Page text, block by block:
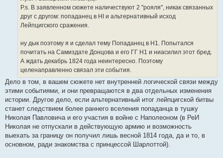
P.s. В заявленном сюжете наличествуют 2 "рояля", никак связанных
друг с другом: попаданец в НI и альтернативный исход
Лейпцигского сражения.
ну дык поэтому я и сделал тему Попаданец в Н1. Попытался
почитать на Самиздате Донцова и его ГГ Н1 и ниасилил этот бред.
А ждать декабрь 1824 года неинтересно. Поэтому
целенаправленно связал эти события.
Дело в том, в вашем сюжете нет внутренней логической связи между
этими событиями, и они превращаются в два отдельных изменения
истории. Другое дело, если альтернативный итог лейпцигской битвы
станет следствием более раннего вселения попаданца в тушку
Николая Павловича и его участия в войне с Наполеоном (в РеИ
Николая не отпускали в действующую армию и возможность
выехать за границу он получил лишь весной 1814 года, да и то, в
основном, ради знакомства с принцессой Шарлоттой).